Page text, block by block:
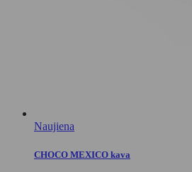
Naujiena
CHOCO MEXICO kava